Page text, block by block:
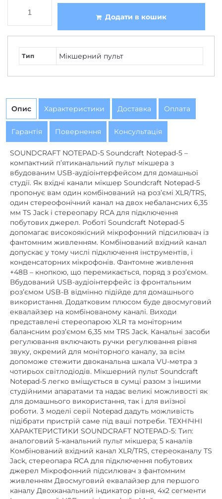
Мікшерний пульт
Гарантія Повернення Консультація
SOUNDCRAFT NOTEPAD-5 Soundcraft Notepad-5 –
компактний п’ятиканальний пульт мікшера з
вбудованим USB-аудіоінтерфейсом для домашньої
студії. Як вхідні канали мікшер Soundcraft Notepad-5
пропонує вам один комбінований на роз’ємі XLR/TRS,
один стереофонічний канал на двох небалансних 6,35
мм TS Jack і стереопару RCA для підключення
побутових джерел. Роботі Soundcraft Notepad-5
допомагає високоякісний мікрофонний підсилювач із
фантомним живленням. Комбінований вхідний канал
допускає у тому числі підключення інструментів, і
конденсаторних мікрофонів. Фантомне живлення
+48В – кнопкою, що перемикається, поряд з роз’ємом.
Вбудований USB-аудіоінтерфейс із фронтальним
роз’ємом USB-B відмінно підійде для домашнього
використання. Додатковим плюсом буде двосмуговий
еквалайзер на комбінованому каналі. Виходи
представлені стереопарою XLR та моніторним
балансним роз’ємом 6,35 мм TRS Jack. Канальні засоби
регулювання включають ручки регулювання рівня
звуку, окремий для моніторного каналу, за всім
допоможе стежити двоканальна шкала VU-метра з
чотирьох світлодіодів. Мікшерний пульт Soundcraft
Notepad-5 легко вміщується в сумці разом з іншими
студійними апаратами та надає великі можливості як
для домашнього використання, так і для виїзної
роботи. 3 моделі серії Notepad дадуть можливість
підібрати пристрій саме під ваші потреби. ТЕХНІЧНІ
ХАРАКТЕРИСТИКИ SOUNDCRAFT NOTEPAD-5: Тип:
аналоговий 5-канальний пульт мікшера; 5 каналів
Комбінований вхідний канал XLR/TRS, стереоканалу TS
Jack, стереопара RCA для підключення побутових
джерел Мікрофонний підсилювач з фантомним
живленням Двосмуговий еквалайзер для першого
каналу Двохканальний індикатор рівня, 4х2 сегменти
Інтегрований USB-аудіоінтерфейс Майстер-виходи на
XLR, моніторний вихід Компоненти професійного
класу HARMAN Входи: 1 x TRS/XLR-F комбіновані